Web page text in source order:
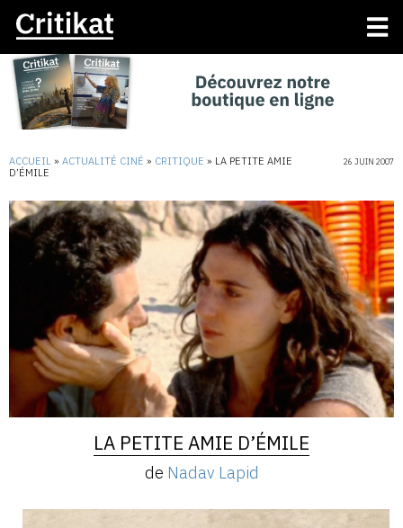
ACCUEIL » ACTUALITÉ CINÉ » CRITIQUE » LA PETITE AMIE
D’ÉMILE
26 JUIN 2007
LA PETITE AMIE D’ÉMILE
de Nadav Lapid